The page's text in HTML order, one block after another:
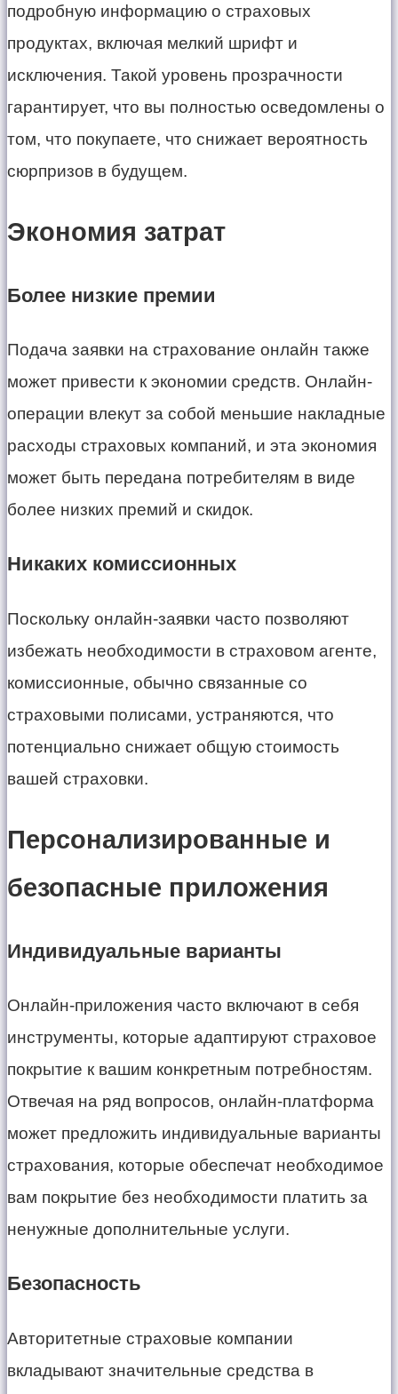
подробную информацию о страховых
продуктах, включая мелкий шрифт и
исключения. Такой уровень прозрачности
гарантирует, что вы полностью осведомлены о
том, что покупаете, что снижает вероятность
сюрпризов в будущем.
Экономия затрат
Более низкие премии
Подача заявки на страхование онлайн также
может привести к экономии средств. Онлайн-
операции влекут за собой меньшие накладные
расходы страховых компаний, и эта экономия
может быть передана потребителям в виде
более низких премий и скидок.
Никаких комиссионных
Поскольку онлайн-заявки часто позволяют
избежать необходимости в страховом агенте,
комиссионные, обычно связанные со
страховыми полисами, устраняются, что
потенциально снижает общую стоимость
вашей страховки.
Персонализированные и
безопасные приложения
Индивидуальные варианты
Онлайн-приложения часто включают в себя
инструменты, которые адаптируют страховое
покрытие к вашим конкретным потребностям.
Отвечая на ряд вопросов, онлайн-платформа
может предложить индивидуальные варианты
страхования, которые обеспечат необходимое
вам покрытие без необходимости платить за
ненужные дополнительные услуги.
Безопасность
Авторитетные страховые компании
вкладывают значительные средства в